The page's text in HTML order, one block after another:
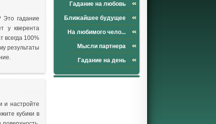
Это гадание
у кверента
всегда 100%
результаты
и настройте
кубики в
Гадание на любовь
Ближайшее будущее
На любимого чело...
Мысли партнера
Гадание на день